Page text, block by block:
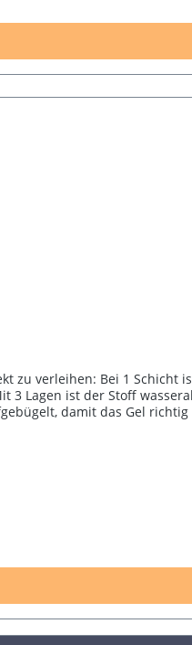
zu verleihen: Bei 1 Schicht
Lagen ist der Stoff
damit das Gel